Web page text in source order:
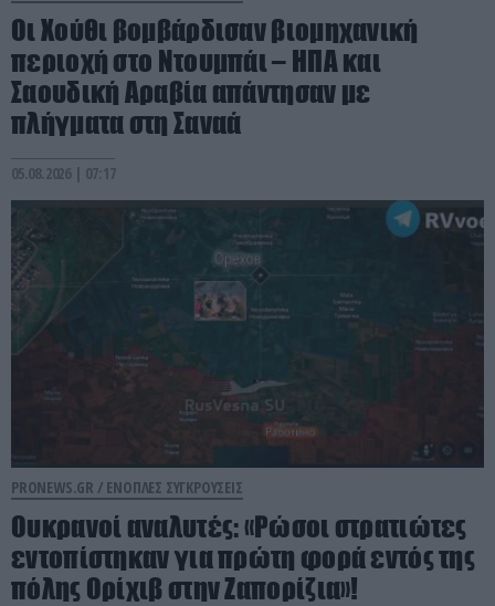
Οι Χούθι βομβάρδισαν βιομηχανική
περιοχή στο Ντουμπάι – ΗΠΑ και
Σαουδική Αραβία απάντησαν με
πλήγματα στη Σαναά
05.08.2026 | 07:17
PRONEWS.GR / ΕΝΟΠΛΕΣ ΣΥΓΚΡΟΥΣΕΙΣ
Ουκρανοί αναλυτές: «Ρώσοι στρατιώτες
εντοπίστηκαν για πρώτη φορά εντός της
πόλης Ορίχιβ στην Ζαπορίζια»!